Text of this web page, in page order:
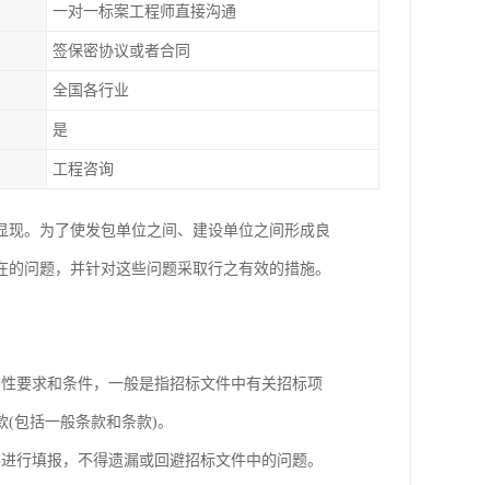
一对一标案工程师直接沟通
签保密协议或者合同
全国各行业
是
工程咨询
。为了使发包单位之间、建设单位之间形成良
问题，并针对这些问题采取行之有效的措施。
要求和条件，一般是指招标文件中有关招标项
包括一般条款和条款)。
行填报，不得遗漏或回避招标文件中的问题。